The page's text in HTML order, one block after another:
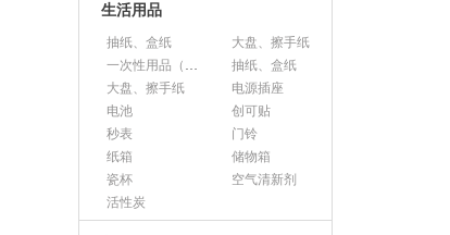
生活用品
抽纸、盒纸
大盘、擦手纸
一次性用品（纸杯、胶杯、叉子、碟子等）
抽纸、盒纸
大盘、擦手纸
电源插座
电池
创可贴
秒表
门铃
纸箱
储物箱
瓷杯
空气清新剂
活性炭